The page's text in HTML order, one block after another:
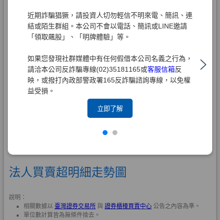
近期詐騙猖獗，請投資人切勿輕信不明來電、簡訊、連
結或陌生群組。本公司不會以電話、簡訊或LINE邀請
「領取飆股」、「明牌體驗」等。
如果您發現社群媒體中有任何假借本公司名義之行為，
請洽本公司反詐騙專線(02)35181165或客服信箱反
映，或撥打內政部警政署165反詐騙諮詢專線，以免權
益受損。
立即了解